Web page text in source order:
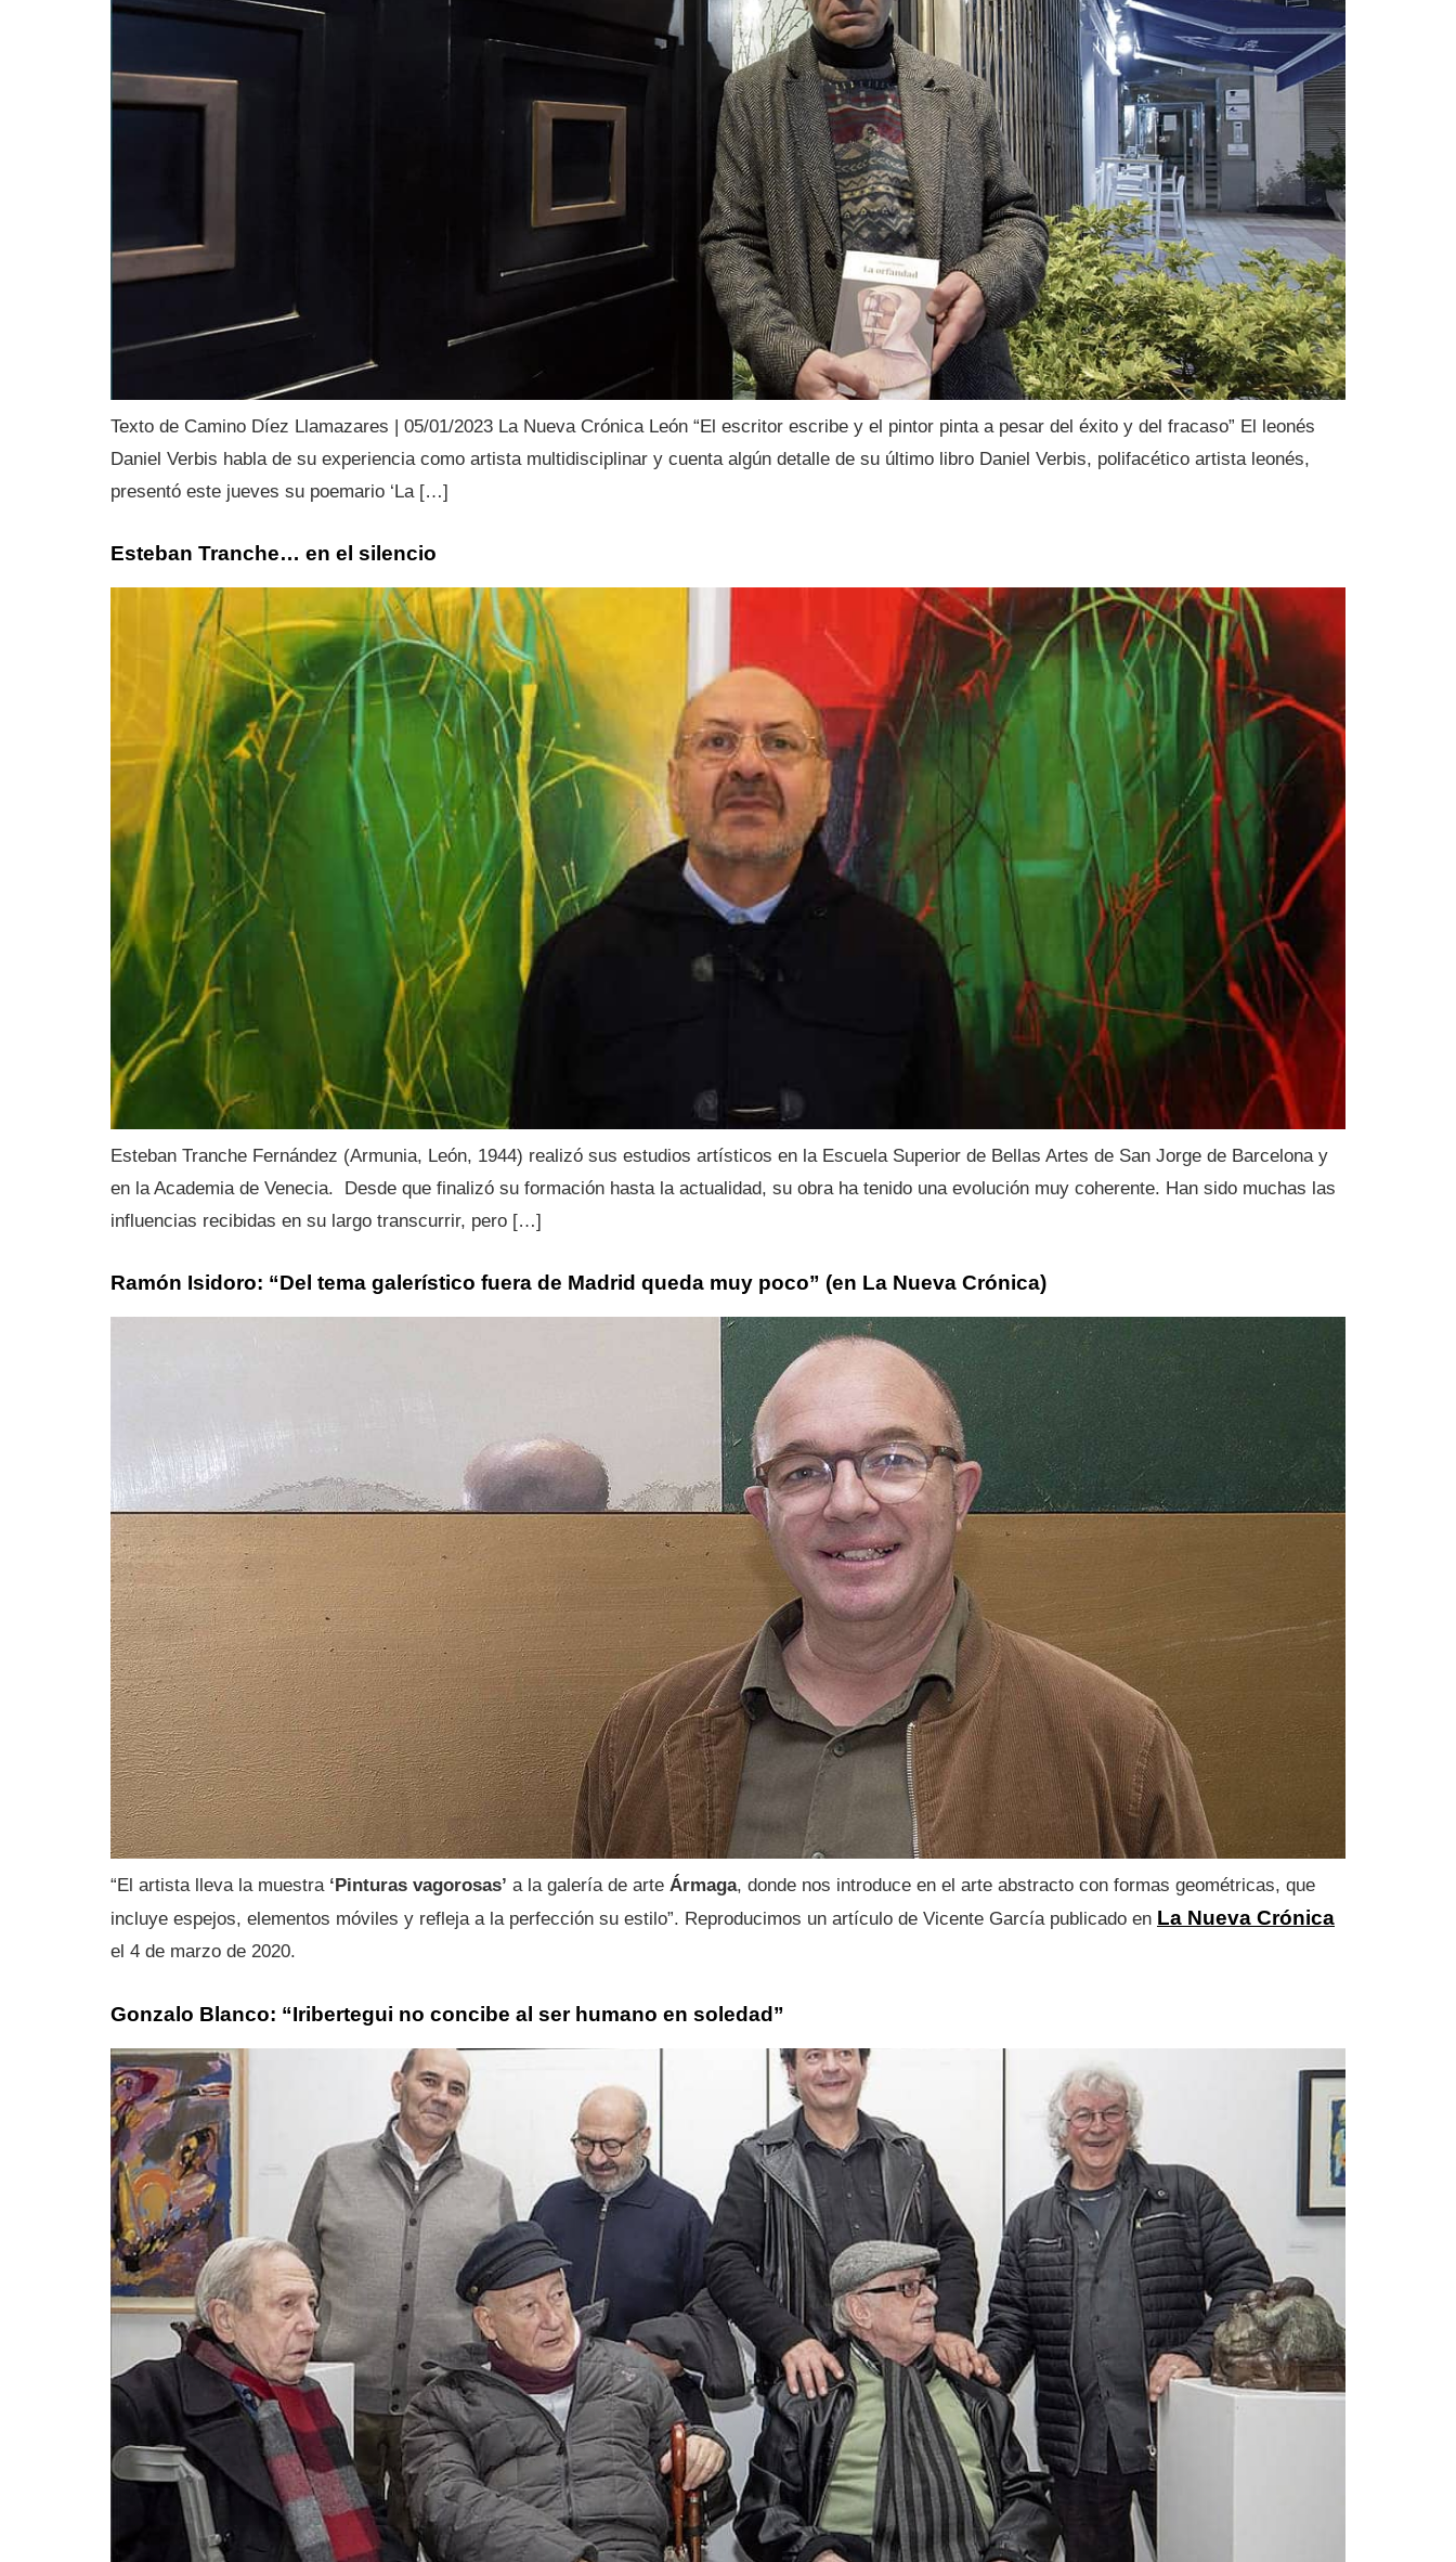
Texto de Camino Díez Llamazares | 05/01/2023 La Nueva Crónica León “El escritor escribe y el pintor pinta a pesar del éxito y del fracaso” El leonés
Daniel Verbis habla de su experiencia como artista multidisciplinar y cuenta algún detalle de su último libro Daniel Verbis, polifacético artista leonés,
presentó este jueves su poemario ‘La […]
Esteban Tranche… en el silencio
Esteban Tranche Fernández (Armunia, León, 1944) realizó sus estudios artísticos en la Escuela Superior de Bellas Artes de San Jorge de Barcelona y
en la Academia de Venecia. Desde que finalizó su formación hasta la actualidad, su obra ha tenido una evolución muy coherente. Han sido muchas las
influencias recibidas en su largo transcurrir, pero […]
Ramón Isidoro: “Del tema galerístico fuera de Madrid queda muy poco” (en La Nueva Crónica)
“El artista lleva la muestra‘Pinturas vagorosas’ a la galería de arte Ármaga, donde nos introduce en el arte abstracto con formas geométricas, que
incluye espejos, elementos móviles y refleja a la perfección su estilo”. Reproducimos un artículo de Vicente García publicado en La Nueva Crónica
el 4 de marzo de 2020.
Gonzalo Blanco: “Iribertegui no concibe al ser humano en soledad”